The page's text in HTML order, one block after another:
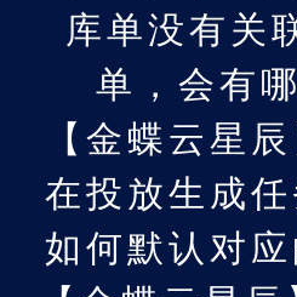
库单没有关
单，会有
【金蝶云星
在投放生成
如何默认对